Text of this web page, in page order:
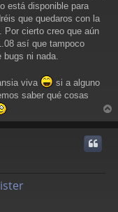
está disponible para
que quedaros con la
Por cierto creo que aún
así que tampoco
bugs ni nada.
viva
si a alguno
saber qué cosas
r